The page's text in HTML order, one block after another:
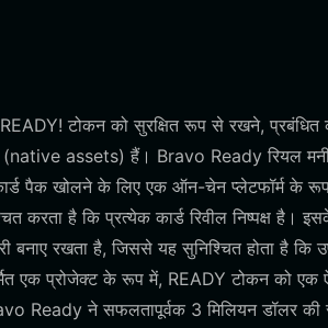
टोकन को सुरक्षित रूप से रखने,
(native assets) हैं। Bravo Ready रियल
पैक खोलने के लिए एक ऑन-चेन प्लेटफॉर्म के
करता है कि प्रत्येक कार्ड रिवील निष्पक्ष है।
बनाए रखता है, जिससे यह सुनिश्चित होता है
एक प्रोजेक्ट के रूप में, READY टोकन को
Ready ने सफलतापूर्वक 3 मिलियन डॉलर की